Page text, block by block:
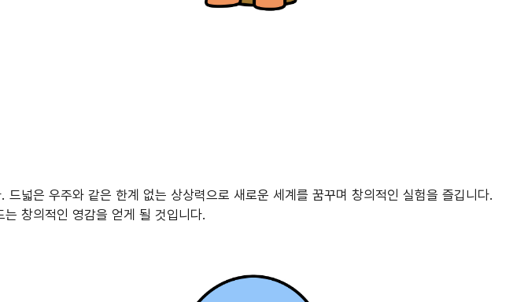
넓은 우주와 같은 한계 없는 상상력으로 새로운 세계를 꿈꾸며 창의적인 실험을 즐깁니다.
창의적인 영감을 얻게 될 것입니다.